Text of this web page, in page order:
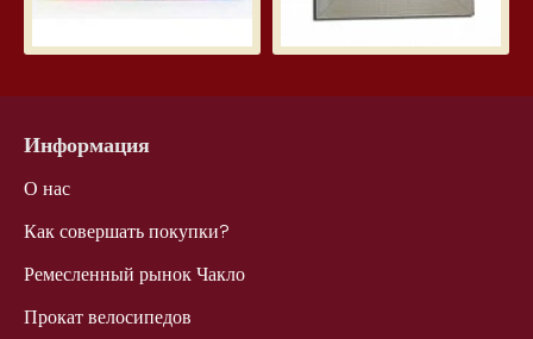
Информация
О нас
Как совершать покупки?
Ремесленный рынок Чакло
Прокат велосипедов